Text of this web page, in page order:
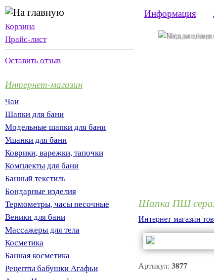
Информация
Корзина
Прайс-лист
Оставить отзыв
Интернет-магазин
Чаи
Шапки для бани
Модельные шапки для бани
Ушанки для бани
Коврики, варежки, тапочки
Комплекты для бани
Банный текстиль
Бондарные изделия
Термометры, часы песочные
Веники для бани
Массажеры для тела
Косметика
Банная косметика
Рецепты бабушки Агафьи
Шапка ПШ
Интернет-магазин
Артикул: 3877